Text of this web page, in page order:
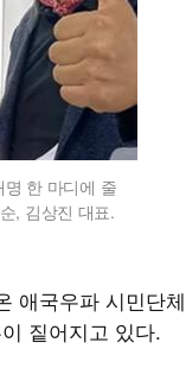
한 마디에 줄
, 김상진 대표.
애국우파 시민단
짙어지고 있다.